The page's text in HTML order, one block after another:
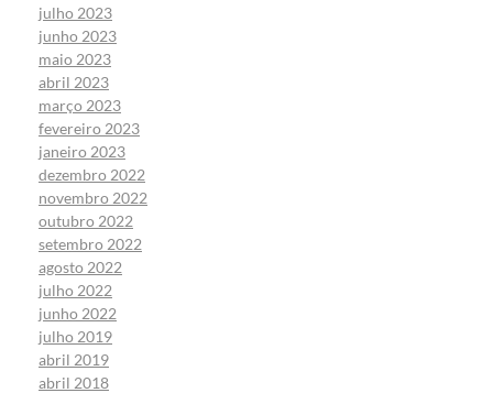
julho 2023
junho 2023
maio 2023
abril 2023
março 2023
fevereiro 2023
janeiro 2023
dezembro 2022
novembro 2022
outubro 2022
setembro 2022
agosto 2022
julho 2022
junho 2022
julho 2019
abril 2019
abril 2018